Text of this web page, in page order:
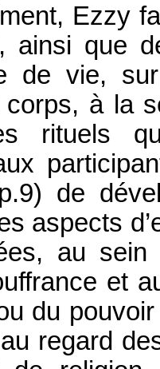
Ezzy
ainsi que
de vie,
à la
rituels
de
aspects
au
et
du pouvoir
regard